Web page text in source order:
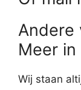
Andere
Meer
Wij staan